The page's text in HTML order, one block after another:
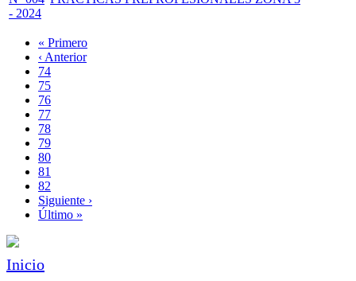
- 2024
Paginación
Primera
página
« Primero
Página
anterior
‹ Anterior
Page
74
Page
75
Page
76
Page
77
Página
actual
78
Page
79
Page
80
Page
81
Page
82
Siguiente
página
Siguiente ›
Última
Último »
Inicio